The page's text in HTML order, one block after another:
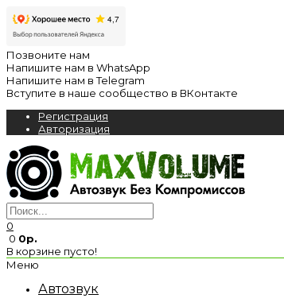
Позвоните нам
Напишите нам в WhatsApp
Напишите нам в Telegram
Вступите в наше сообщество в ВКонтакте
Регистрация
Авторизация
0
0 0р.
В корзине пусто!
Меню
Автозвук